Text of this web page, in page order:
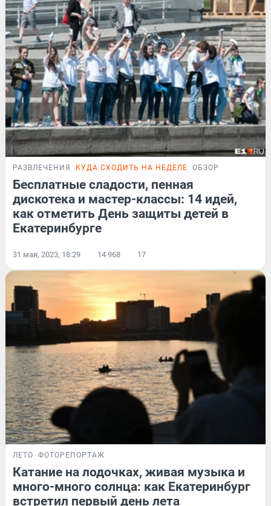
РАЗВЛЕЧЕНИЯ КУДА СХОДИТЬ НА НЕДЕЛЕ ОБЗОР
Бесплатные сладости, пенная
дискотека и мастер-классы: 14 идей,
как отметить День защиты детей в
Екатеринбурге
31 мая, 2023, 18:29 14 968 17
ЛЕТО ФОТОРЕПОРТАЖ
Катание на лодочках, живая музыка и
много-много солнца: как Екатеринбург
встретил первый день лета